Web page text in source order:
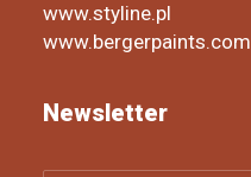
www.styline.pl
www.bergerpaints.com
Newsletter